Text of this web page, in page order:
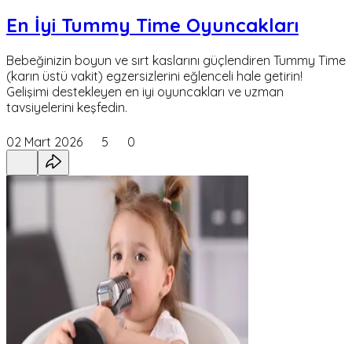
En İyi Tummy Time Oyuncakları
Bebeğinizin boyun ve sırt kaslarını güçlendiren Tummy Time
(karın üstü vakit) egzersizlerini eğlenceli hale getirin!
Gelişimi destekleyen en iyi oyuncakları ve uzman
tavsiyelerini keşfedin.
02 Mart 2026 5 0